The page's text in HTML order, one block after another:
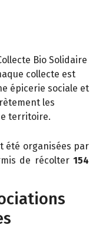
Bio Solidaire
collecte est
épicerie sociale et
les
territoire.
été organisées par
de récolter 154